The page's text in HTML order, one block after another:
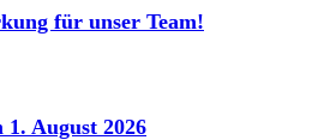
für unser Team!
1. August 2026